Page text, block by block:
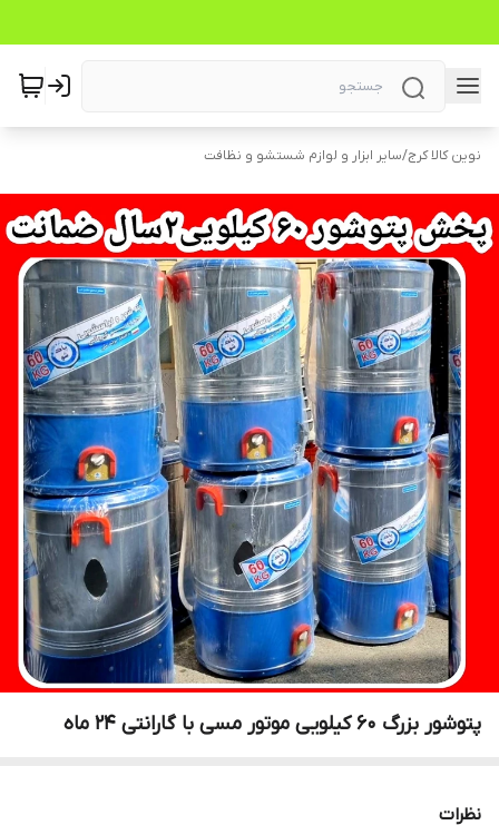
نوین کالا کرج/سایر ابزار و لوازم شستشو و نظافت
پتوشور بزرگ ۶۰ کیلویی موتور مسی با گارانتی ۲۴ ماه
نظرات